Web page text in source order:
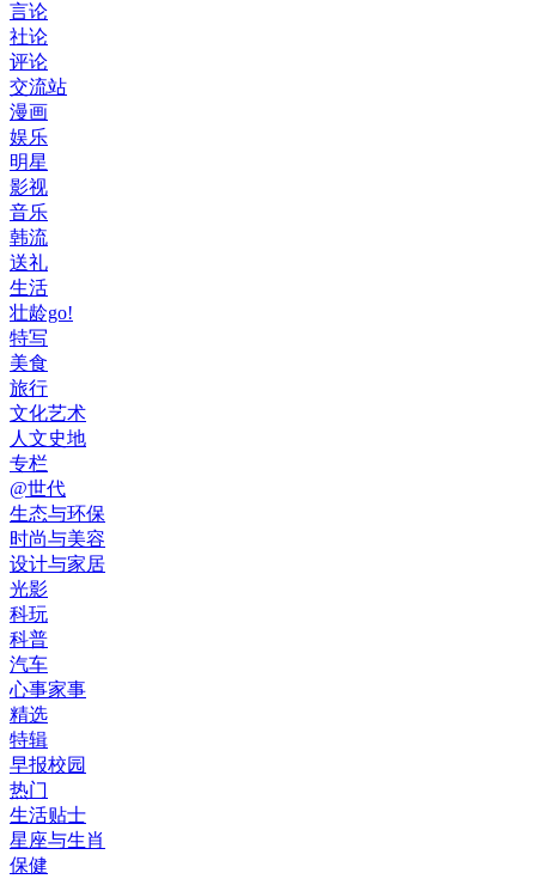
言论
社论
评论
交流站
漫画
娱乐
明星
影视
音乐
韩流
送礼
生活
壮龄go!
特写
美食
旅行
文化艺术
人文史地
专栏
@世代
生态与环保
时尚与美容
设计与家居
光影
科玩
科普
汽车
心事家事
精选
特辑
早报校园
热门
生活贴士
星座与生肖
保健